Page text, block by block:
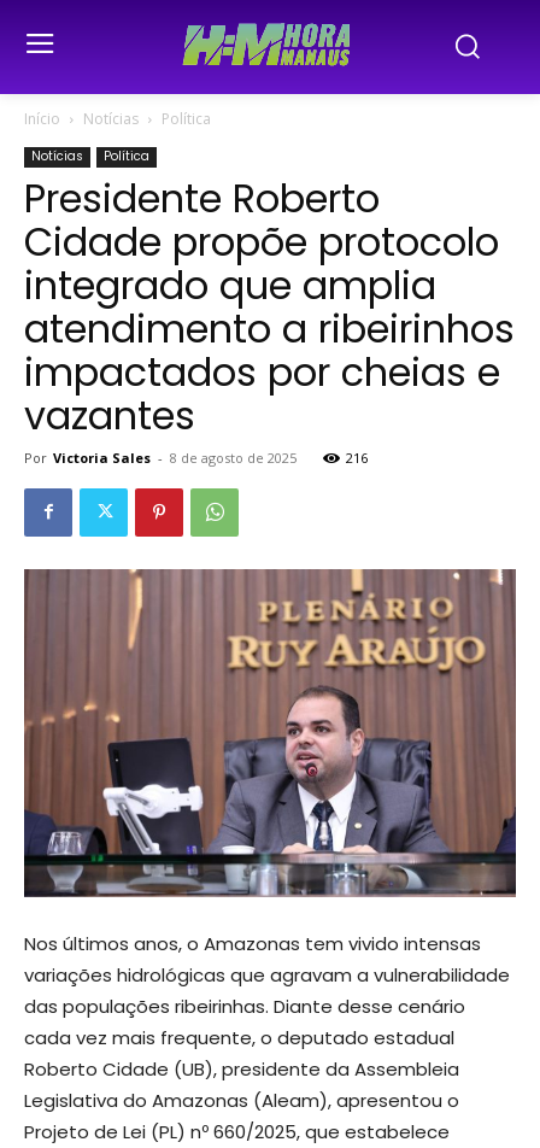
Início Notícias Política
Notícias Política
Presidente Roberto
Cidade propõe protocolo
integrado que amplia
atendimento a ribeirinhos
impactados por cheias e
vazantes
Por Victoria Sales - 8 de agosto de 2025 216
Nos últimos anos, o Amazonas tem vivido intensas
variações hidrológicas que agravam a vulnerabilidade
das populações ribeirinhas. Diante desse cenário
cada vez mais frequente, o deputado estadual
Roberto Cidade (UB), presidente da Assembleia
Legislativa do Amazonas (Aleam), apresentou o
Projeto de Lei (PL) nº 660/2025, que estabelece